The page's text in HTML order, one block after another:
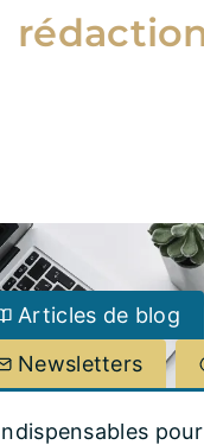
Articles de blog
Newsletters